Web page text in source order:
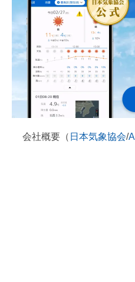
会社概要（ 日本気象協会/